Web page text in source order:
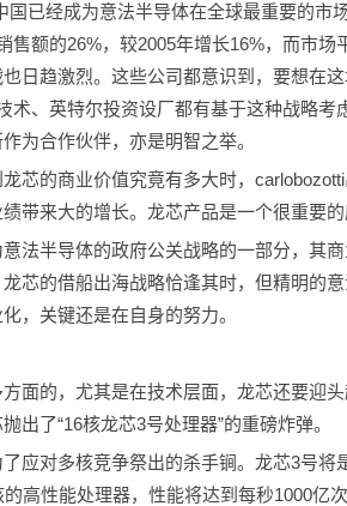
国已经成为意法半导体在全球最重要的市
售额的26%，较2005年增长16%，而市
日趋激烈。这些公司都意识到，要想在
术、英特尔投资设厂都有基于这种战略
为合作伙伴，亦是明智之举。
芯的商业价值究竟有多大时，
带来大的增长。龙芯产品是一个很重要
法半导体的政府公关战略的一部分，其
芯的借船出海战略恰逢其时，但精明的
，关键还是在自身的努力。
面的，尤其是在技术层面，龙芯还要迎
出了“16核龙芯3号处理器”的重磅炸弹。
应对多核竞争祭出的杀手锏。龙芯3号
高性能处理器，性能将达到每秒1000亿